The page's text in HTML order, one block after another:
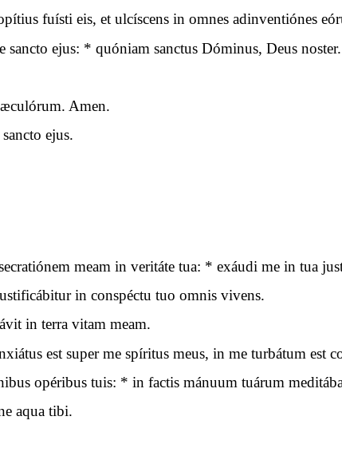
fuísti eis, et ulcíscens in omnes adinventiónes
ejus: * quóniam sanctus Dóminus, Deus noster.
Amen.
ejus.
meam in veritáte tua: * exáudi me in tua
in conspéctu tuo omnis vivens.
in terra vitam meam.
est super me spíritus meus, in me turbátum est
opéribus tuis: * in factis mánuum tuárum
aqua tibi.